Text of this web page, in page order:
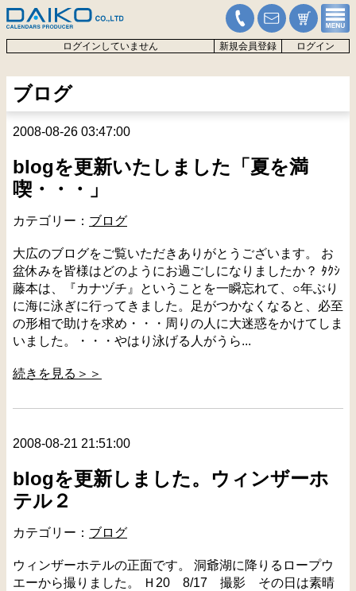
ログインしていません 新規会員登録 ログイン
ブログ
2008-08-26 03:47:00
blogを更新いたしました「夏を満
喫・・・」
カテゴリー： ブログ
大広のブログをご覧いただきありがとうございます。 お
盆休みを皆様はどのようにお過ごしになりましたか？ ﾀｸｼ
藤本は、『カナヅチ』ということを一瞬忘れて、○年ぶり
に海に泳ぎに行ってきました。足がつかなくなると、必至
の形相で助けを求め・・・周りの人に大迷惑をかけてしま
いました。・・・やはり泳げる人がうら...
続きを見る＞＞
2008-08-21 21:51:00
blogを更新しました。ウィンザーホ
テル２
カテゴリー： ブログ
ウィンザーホテルの正面です。 洞爺湖に降りるロープウ
エーから撮りました。 Ｈ20 8/17 撮影 その日は素晴